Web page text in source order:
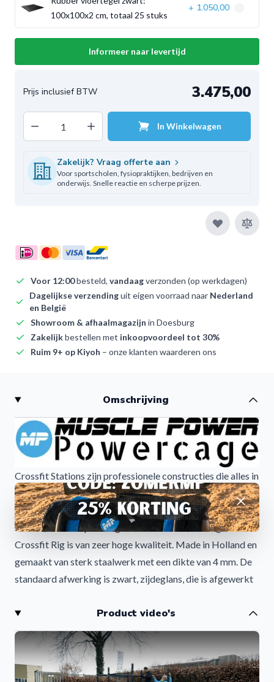
100x100x2 cm, totaal 25 stuks
+ 1.050,00
Informeer naar levertijd
3.475,00
Decrease quantityIncrease quantityIn Winkelwagen
Zakelijk? Vraag offerte aan
Voor sportscholen, fysiopraktijken, bedrijven en
onderwijs. Snelle reactie en scherpe prijzen.
Voor 12:00besteld, vandaagverzonden (op werkdagen)
Dagelijkse verzendinguit eigen voorraad naar Nederland
en België
Showroom & afhaalmagazijn in Doesburg
Zakelijkbestellen met inkoopvoordeel tot 30%
Ruim 9+ op Kiyoh – onze klanten waarderen ons
Omschrijving
Crossfit Stations zijn professionele constructies die alles in
zich hebben wat je nodig hebt voor een goede training.
Hierboven staat een model als voorbeeld. Zo kun je het
station, in deze opstelling bestellen. De afwerking van dit
Crossfit Rig is van zeer hoge kwaliteit. Made in Holland en
gemaakt van sterk staalwerk met een dikte van 4 mm. De
standaard afwerking is zwart, zijdeglans, die is afgewerkt
bestellen met een poedercoating. Het heeft dan een fijne
korrel-structuur. Je kunt daarnaast ook een speciale
een outdoor-coating, voor buiten, laten aanbrengen.
Informeer bij ons voor de meerprijs.
Product video's
Afwijzen